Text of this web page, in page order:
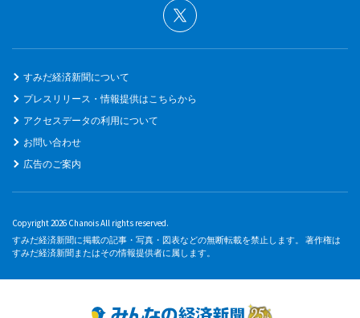
すみだ経済新聞について
プレスリリース・情報提供はこちらから
アクセスデータの利用について
お問い合わせ
広告のご案内
Copyright 2026 Chanois All rights reserved.
すみだ経済新聞に掲載の記事・写真・図表などの無断転載を禁止します。 著作権は
すみだ経済新聞またはその情報提供者に属します。